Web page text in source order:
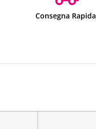
Consegna Rapida